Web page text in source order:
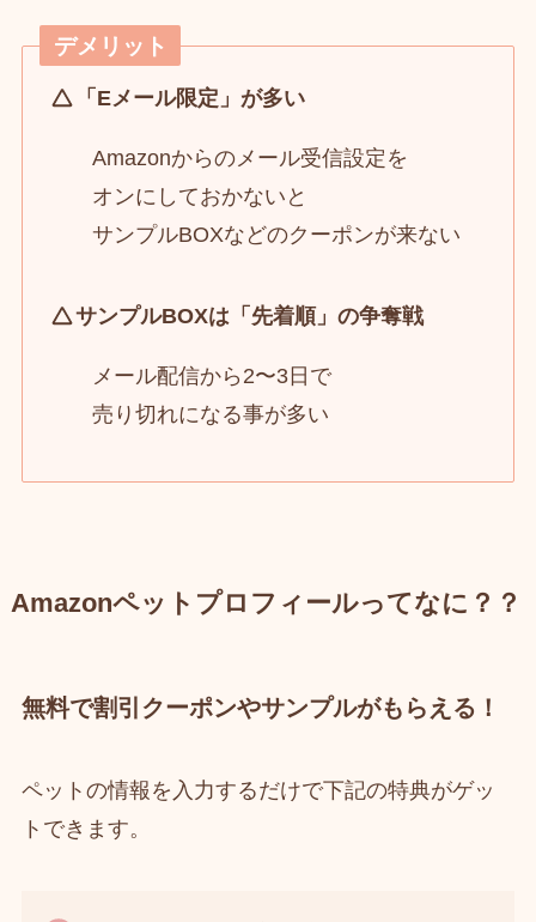
デメリット
「Eメール限定」が多い
Amazonからのメール受信設定を
オンにしておかないと
サンプルBOXなどのクーポンが来ない
サンプルBOXは「先着順」の争奪戦
メール配信から2〜3日で
売り切れになる事が多い
Amazonペットプロフィールってなに？？
無料で割引クーポンやサンプルがもらえる！
ペットの情報を入力するだけで下記の特典がゲッ
トできます。